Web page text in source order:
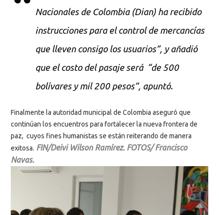
Nacionales de Colombia (Dian) ha recibido
instrucciones para el control de mercancías
que lleven consigo los usuarios”, y añadió
que el costo del pasaje será “de 500
bolívares y mil 200 pesos”, apuntó.
Finalmente la autoridad municipal de Colombia aseguró que
continúan los encuentros para fortalecer la nueva frontera de
paz, cuyos fines humanistas se están reiterando de manera
exitosa. FIN/Deivi Wilson Ramírez. FOTOS/ Francisco
Navas.